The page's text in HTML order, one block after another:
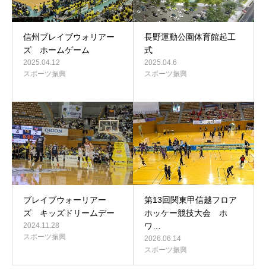
信州ブレイブウォリアー
ズ ホームゲーム
2025.04.12
スポーツ振興
長野運動公園体育館起工
式
2025.04.6
スポーツ振興
ブレイブウォーリアー
ズ キッズドリームデー
2024.11.28
スポーツ振興
第13回関東甲信越フロア
ホッケー競技大会 ホ
ワ…
2026.06.14
スポーツ振興